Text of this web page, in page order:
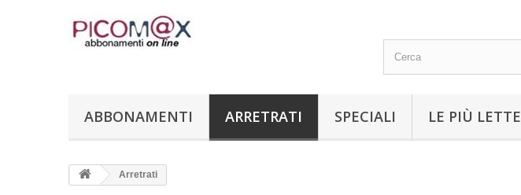
ABBONAMENTI ARRETRATI SPECIALI LE PIÙ LETTE
Arretrati